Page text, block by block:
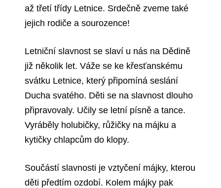
až třetí třídy Letnice. Srdečně zveme také
jejich rodiče a sourozence!
Letniční slavnost se slaví u nás na Dědině
již několik let. Váže se ke křesťanskému
svátku Letnice, který připomíná seslání
Ducha svatého. Děti se na slavnost dlouho
připravovaly. Učily se letní písně a tance.
Vyráběly holubičky, růžičky na májku a
kytičky chlapcům do klopy.
Součástí slavnosti je vztyčení májky, kterou
děti předtím ozdobí. Kolem májky pak